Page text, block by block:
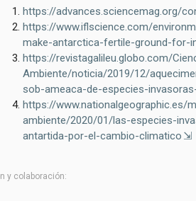
https://advances.sciencemag.org/
https://www.iflscience.com/
make-antarctica-fertile-ground-for-
https://revistagalileu.globo.com/
Ambiente/noticia/2019/12/
sob-ameaca-de-especies-
https://www.nationalgeographic.es/
ambiente/2020/01/las-especies-
antartida-por-el-cambio-climatico
y colaboración: